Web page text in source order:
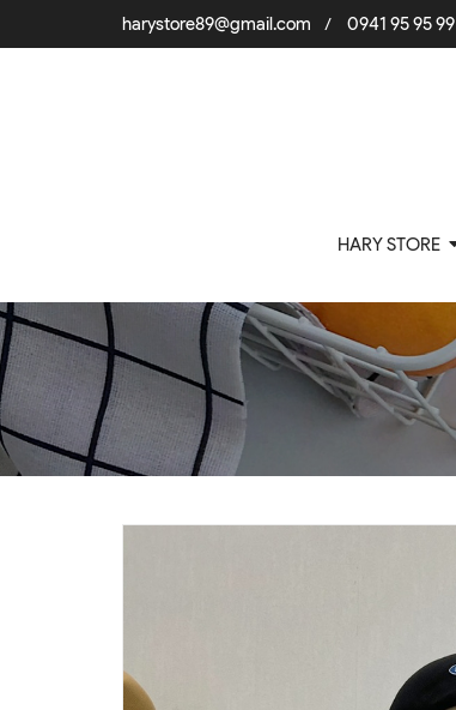
harystore89@gmail.com / 0941 95 95 99
HARY STORE